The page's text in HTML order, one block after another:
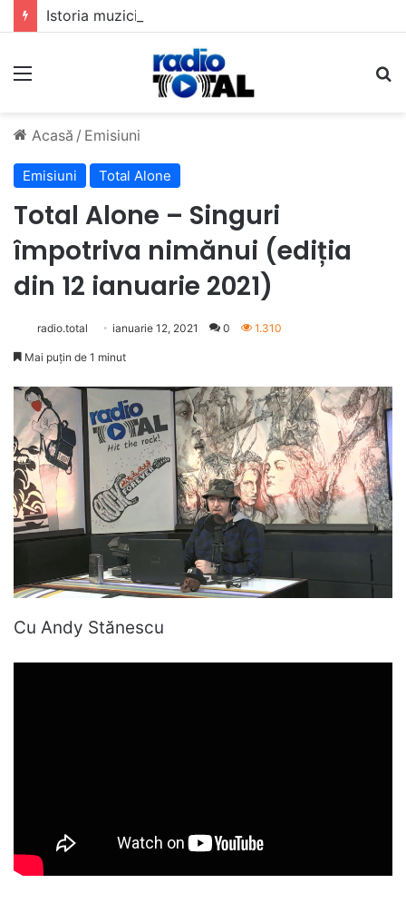
Meniu
Acasă / Emisiuni
Emisiuni Total Alone
Total Alone – Singuri
împotriva nimănui (ediția
din 12 ianuarie 2021)
radio.total ianuarie 12, 2021 0 1.310
Mai puțin de 1 minut
Cu Andy Stănescu